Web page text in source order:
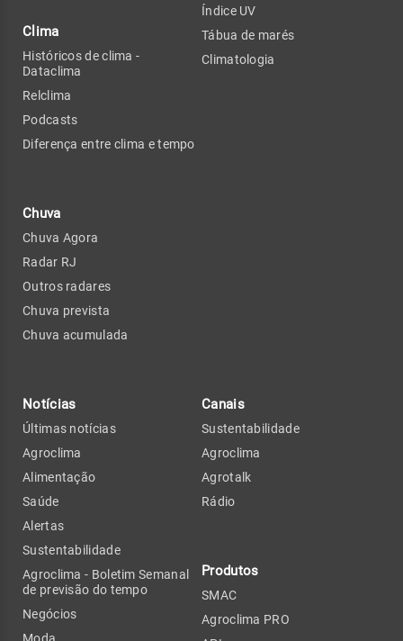
Clima
Históricos de clima -
Dataclima
Relclima
Podcasts
Diferença entre clima e tempo
Chuva
Chuva Agora
Radar RJ
Outros radares
Chuva prevista
Chuva acumulada
Índice UV
Tábua de marés
Climatologia
Notícias
Últimas notícias
Agroclima
Alimentação
Saúde
Alertas
Sustentabilidade
Agroclima - Boletim Semanal
de previsão do tempo
Negócios
Canais
Sustentabilidade
Agroclima
Agrotalk
Rádio
Produtos
SMAC
Agroclima PRO